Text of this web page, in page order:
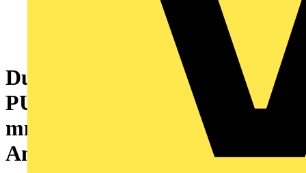
Durchgangs-Reihenklemme,
PUSH IN, dunkelbeige, 35
mm², 125 A, 1000 V, Anzahl
Anschlüsse: 2